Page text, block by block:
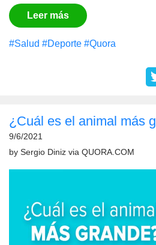
Leer más
#Salud #Deporte #Quora
¿Cuál es el animal más
9/6/2021
by Sergio Diniz via QUORA.COM